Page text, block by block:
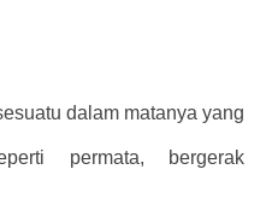
dalam matanya yang
permata, bergerak